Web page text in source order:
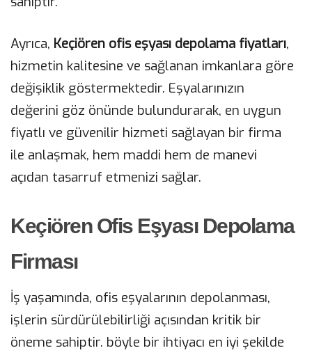
Ayrıca, Keçiören ofis eşyası depolama fiyatları,
hizmetin kalitesine ve sağlanan imkanlara göre
değişiklik göstermektedir. Eşyalarınızın
değerini göz önünde bulundurarak, en uygun
fiyatlı ve güvenilir hizmeti sağlayan bir firma
ile anlaşmak, hem maddi hem de manevi
açıdan tasarruf etmenizi sağlar.
Keçiören Ofis Eşyası Depolama
Firması
İş yaşamında, ofis eşyalarının depolanması,
işlerin sürdürülebilirliği açısından kritik bir
öneme sahiptir. böyle bir ihtiyacı en iyi şekilde